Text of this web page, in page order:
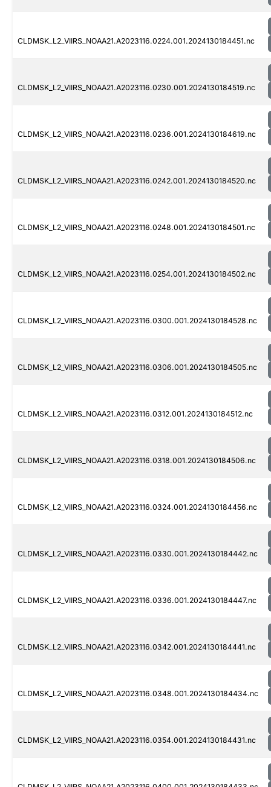
CLDMSK_L2_VIIRS_NOAA21.A2023116.0224.001.2024130184451.nc
CLDMSK_L2_VIIRS_NOAA21.A2023116.0230.001.2024130184519.nc
CLDMSK_L2_VIIRS_NOAA21.A2023116.0236.001.2024130184619.nc
CLDMSK_L2_VIIRS_NOAA21.A2023116.0242.001.2024130184520.nc
CLDMSK_L2_VIIRS_NOAA21.A2023116.0248.001.2024130184501.nc
CLDMSK_L2_VIIRS_NOAA21.A2023116.0254.001.2024130184502.nc
CLDMSK_L2_VIIRS_NOAA21.A2023116.0300.001.2024130184528.nc
CLDMSK_L2_VIIRS_NOAA21.A2023116.0306.001.2024130184505.nc
CLDMSK_L2_VIIRS_NOAA21.A2023116.0312.001.2024130184512.nc
CLDMSK_L2_VIIRS_NOAA21.A2023116.0318.001.2024130184506.nc
CLDMSK_L2_VIIRS_NOAA21.A2023116.0324.001.2024130184456.nc
CLDMSK_L2_VIIRS_NOAA21.A2023116.0330.001.2024130184442.nc
CLDMSK_L2_VIIRS_NOAA21.A2023116.0336.001.2024130184447.nc
CLDMSK_L2_VIIRS_NOAA21.A2023116.0342.001.2024130184441.nc
CLDMSK_L2_VIIRS_NOAA21.A2023116.0348.001.2024130184434.nc
CLDMSK_L2_VIIRS_NOAA21.A2023116.0354.001.2024130184431.nc